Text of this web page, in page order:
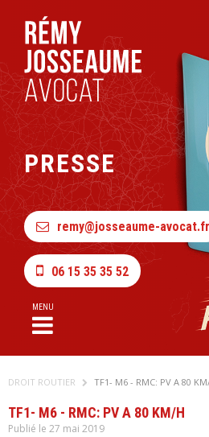
PRESSE
remy@josseaume-avocat.fr
06 15 35 35 52
MENU
DROIT ROUTIER TF1- M6 - RMC: PV A 80
TF1- M6 - RMC: PV A 80 KM/H
Publié le 27 mai 2019